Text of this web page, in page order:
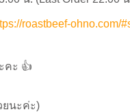
roastbeef-ohno.com/
คะ 👍
ยนะค่ะ)